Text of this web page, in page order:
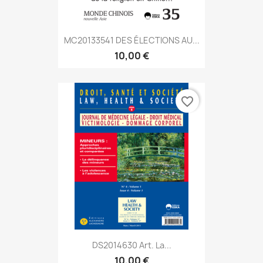
MC20133541 DES ÉLECTIONS AU...
10,00 €
DS2014630 Art. La...
10,00 €
favorite_border